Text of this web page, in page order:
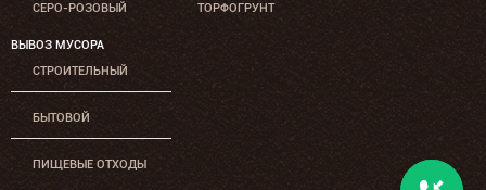
СЕРО-РОЗОВЫЙ ТОРФОГРУНТ
ВЫВОЗ МУСОРА
СТРОИТЕЛЬНЫЙ
БЫТОВОЙ
ПИЩЕВЫЕ ОТХОДЫ